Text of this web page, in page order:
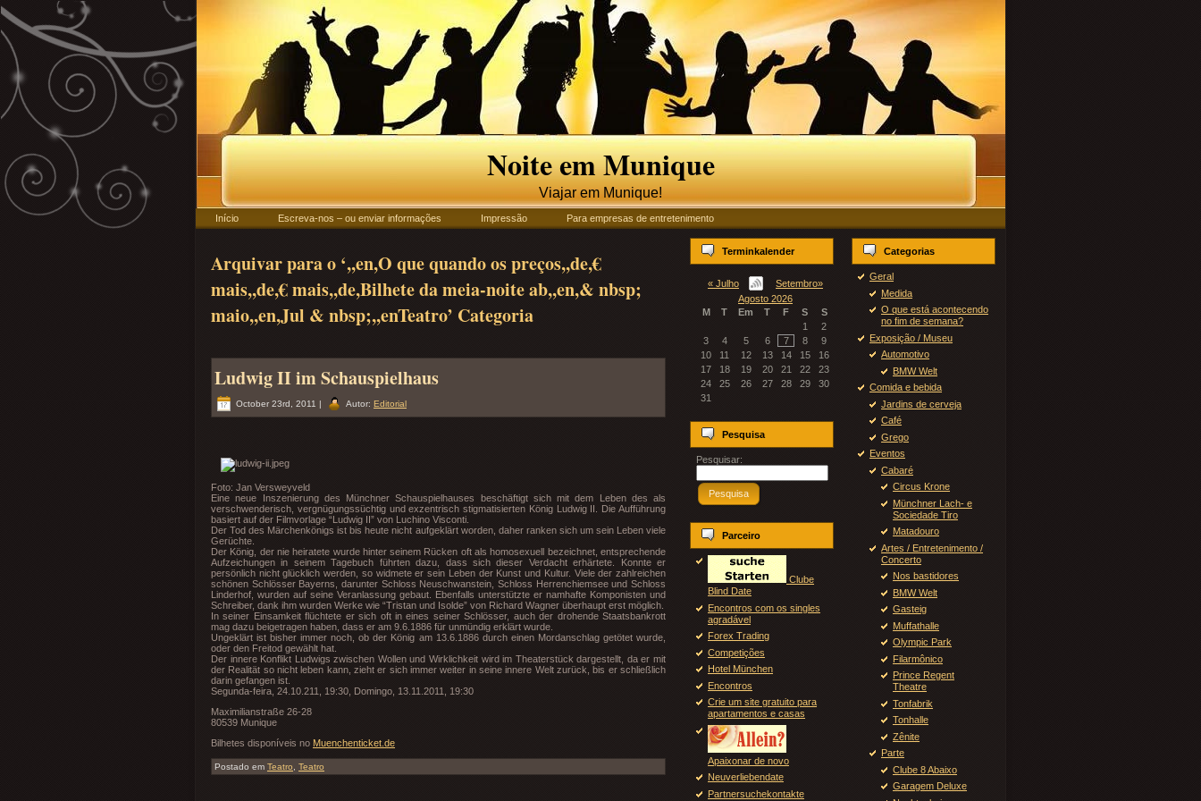
Noite em Munique
Viajar em Munique!
Início Escreva-nos – ou enviar informações Impressão Para empresas de entretenimento
Arquivar para o ‘,,en,O que quando os preços,,de,€
mais,,de,€ mais,,de,Bilhete da meia-noite ab,,en,& nbsp;
maio,,en,Jul & nbsp;,,enTeatro’ Categoria
Ludwig II im Schauspielhaus
October 23rd, 2011 | Autor: Editorial
Foto: Jan Versweyveld
Eine neue Inszenierung des Münchner Schauspielhauses beschäftigt sich mit dem Leben des als
verschwenderisch, vergnügungssüchtig und exzentrisch stigmatisierten König Ludwig II. Die Aufführung
basiert auf der Filmvorlage “Ludwig II” von Luchino Visconti.
Der Tod des Märchenkönigs ist bis heute nicht aufgeklärt worden, daher ranken sich um sein Leben viele
Gerüchte.
Der König, der nie heiratete wurde hinter seinem Rücken oft als homosexuell bezeichnet, entsprechende
Aufzeichungen in seinem Tagebuch führten dazu, dass sich dieser Verdacht erhärtete. Konnte er
persönlich nicht glücklich werden, so widmete er sein Leben der Kunst und Kultur. Viele der zahlreichen
schönen Schlösser Bayerns, darunter Schloss Neuschwanstein, Schloss Herrenchiemsee und Schloss
Linderhof, wurden auf seine Veranlassung gebaut. Ebenfalls unterstützte er namhafte Komponisten und
Schreiber, dank ihm wurden Werke wie “Tristan und Isolde” von Richard Wagner überhaupt erst möglich.
In seiner Einsamkeit flüchtete er sich oft in eines seiner Schlösser, auch der drohende Staatsbankrott
mag dazu beigetragen haben, dass er am 9.6.1886 für unmündig erklärt wurde.
Ungeklärt ist bisher immer noch, ob der König am 13.6.1886 durch einen Mordanschlag getötet wurde,
oder den Freitod gewählt hat.
Der innere Konflikt Ludwigs zwischen Wollen und Wirklichkeit wird im Theaterstück dargestellt, da er mit
der Realität so nicht leben kann, zieht er sich immer weiter in seine innere Welt zurück, bis er schließlich
darin gefangen ist.
Segunda-feira, 24.10.211, 19:30, Domingo, 13.11.2011, 19:30
Maximilianstraße 26-28
80539 Munique
Bilhetes disponíveis no Muenchenticket.de
Postado em Teatro Teatro
Terminkalender
« Julho
Setembro»
Agosto 2026
M
T Em T F S
S
1
2
3
4 5 6 7 8
9
10
11 12 13 14 15
16
17
18 19 20 21 22
23
24
25 26 27 28 29
30
31
Pesquisa
Pesquisar:
Pesquisa
Parceiro
Clube
Blind Date
Encontros com os singles
agradável
Forex Trading
Competições
Hotel München
Encontros
Crie um site gratuito para
apartamentos e casas
Apaixonar de novo
Neuverliebendate
Partnersuchekontakte
Categorias
Geral
Medida
O que está acontecendo
no fim de semana?
Exposição / Museu
Automotivo
BMW Welt
Comida e bebida
Jardins de cerveja
Café
Grego
Eventos
Cabaré
Circus Krone
Münchner Lach- e
Sociedade Tiro
Matadouro
Artes / Entretenimento /
Concerto
Nos bastidores
BMW Welt
Gasteig
Muffathalle
Olympic Park
Filarmônico
Prince Regent
Theatre
Tonfabrik
Tonhalle
Zênite
Parte
Clube 8 Abaixo
Garagem Deluxe